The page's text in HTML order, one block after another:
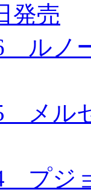
発売
ルノ
メル
プジ